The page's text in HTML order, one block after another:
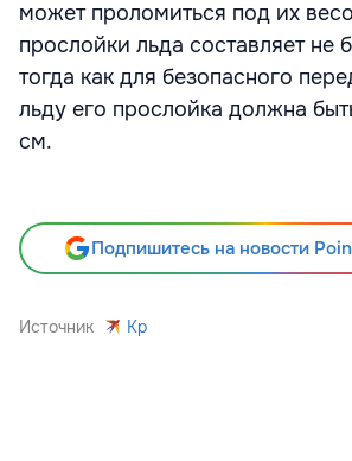
может проломиться под их
прослойки льда составляет не
тогда как для безопасного
льду его прослойка должна
см.
Подпишитесь на новости
Источник Kp